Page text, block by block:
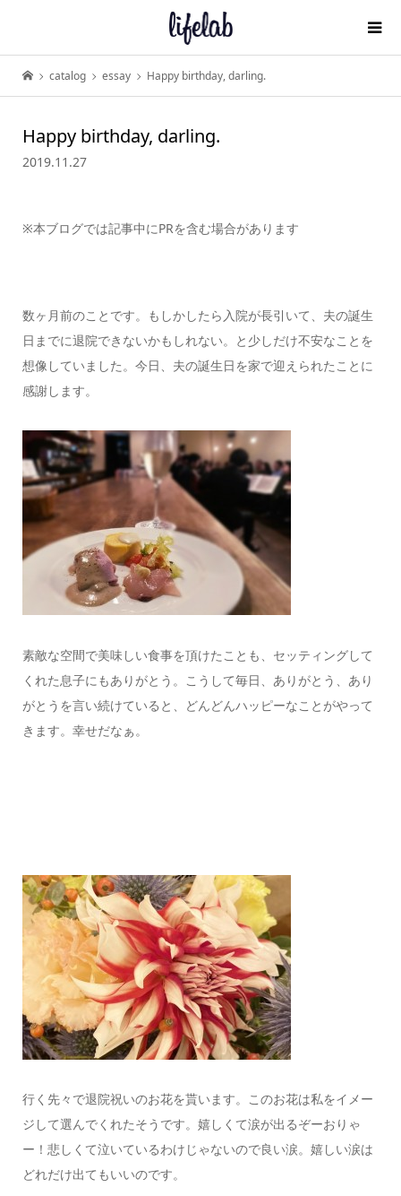
catalog essay Happy birthday, darling.
Happy birthday, darling.
2019.11.27
※本ブログでは記事中にPRを含む場合があります
数ヶ月前のことです。もしかしたら入院が長引いて、夫の誕生
日までに退院できないかもしれない。と少しだけ不安なことを
想像していました。今日、夫の誕生日を家で迎えられたことに
感謝します。
素敵な空間で美味しい食事を頂けたことも、セッティングして
くれた息子にもありがとう。こうして毎日、ありがとう、あり
がとうを言い続けていると、どんどんハッピーなことがやって
きます。幸せだなぁ。
行く先々で退院祝いのお花を貰います。このお花は私をイメー
ジして選んでくれたそうです。嬉しくて涙が出るぞーおりゃ
ー！悲しくて泣いているわけじゃないので良い涙。嬉しい涙は
どれだけ出てもいいのです。